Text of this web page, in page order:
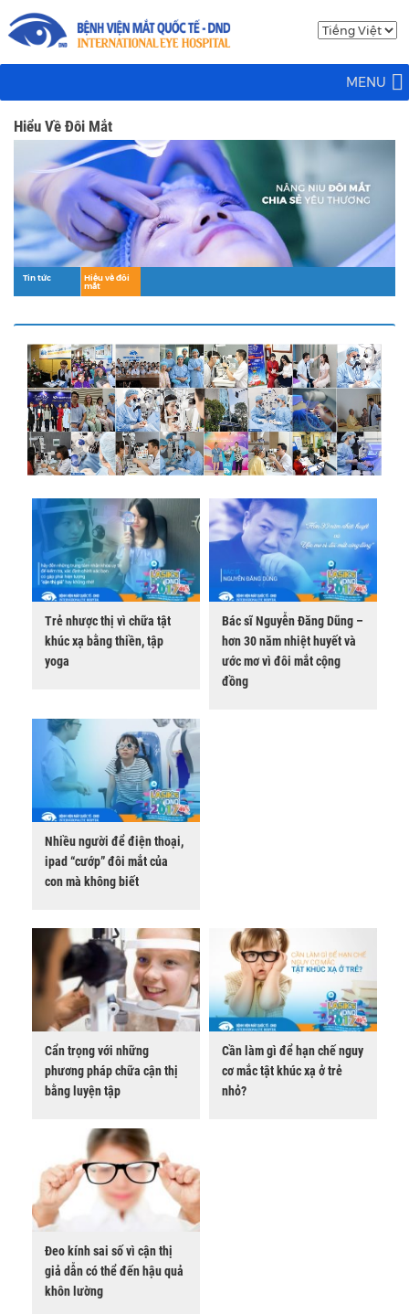
MENU
Hiểu Về Đôi Mắt
Tin tức
Hiểu về đôi
mắt
Trẻ nhược thị vì chữa tật
khúc xạ bằng thiền, tập
yoga
Bác sĩ Nguyễn Đăng Dũng –
hơn 30 năm nhiệt huyết và
ước mơ vì đôi mắt cộng
đồng
Nhiều người để điện thoại,
ipad “cướp” đôi mắt của
con mà không biết
Cẩn trọng với những
phương pháp chữa cận thị
bằng luyện tập
Cần làm gì để hạn chế nguy
cơ mắc tật khúc xạ ở trẻ
nhỏ?
Đeo kính sai số vì cận thị
giả dẫn có thể đến hậu quả
khôn lường